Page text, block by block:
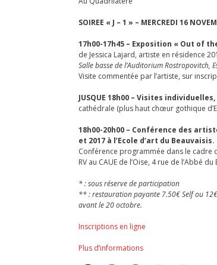
SOIREE « J – 1 » – MERCREDI 16
17h00-17h45 – Exposition « Out of
de Jessica Lajard, artiste en résidence
Salle basse de l’Auditorium Rostropovitch,
Visite commentée par l’artiste, sur
JUSQUE 18h00 – Visites individuelles,
cathédrale (plus haut chœur gothique
18h00-20h00 – Conférence des
et 2017 à l’Ecole d’art du Beauvaisis.
Conférence programmée dans le cadre
RV au CAUE de l’Oise, 4 rue de l’Abbé
* : sous réserve de participation
** : restauration payante 7.50€ Self ou
avant le 20 octobre.
Inscriptions en ligne
Plus d’informations